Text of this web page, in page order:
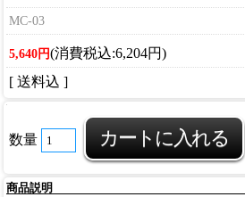
MC-03
5,640円(消費税込:6,204円)
[ 送料込 ]
数量
商品説明